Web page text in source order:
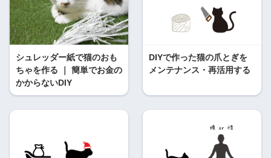
シュレッダー紙で猫のおも
ちゃを作る ｜ 簡単でお金の
かからないDIY
DIYで作った猫の爪とぎを
メンテナンス・再活用する